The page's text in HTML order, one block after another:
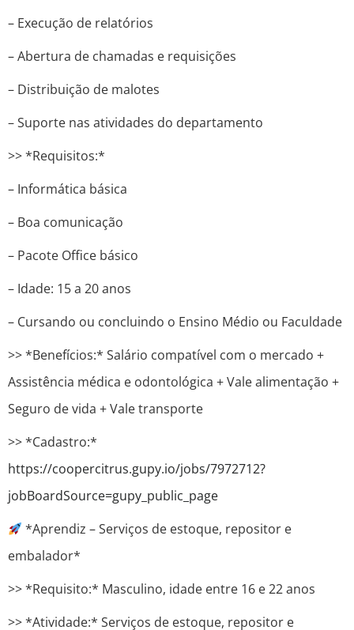
– Execução de relatórios
– Abertura de chamadas e requisições
– Distribuição de malotes
– Suporte nas atividades do departamento
>> *Requisitos:*
– Informática básica
– Boa comunicação
– Pacote Office básico
– Idade: 15 a 20 anos
– Cursando ou concluindo o Ensino Médio ou Faculdade
>> *Benefícios:* Salário compatível com o mercado +
Assistência médica e odontológica + Vale alimentação +
Seguro de vida + Vale transporte
>> *Cadastro:*
https://coopercitrus.gupy.io/jobs/7972712?
jobBoardSource=gupy_public_page
*Aprendiz – Serviços de estoque, repositor e
embalador*
>> *Requisito:* Masculino, idade entre 16 e 22 anos
>> *Atividade:* Serviços de estoque, repositor e